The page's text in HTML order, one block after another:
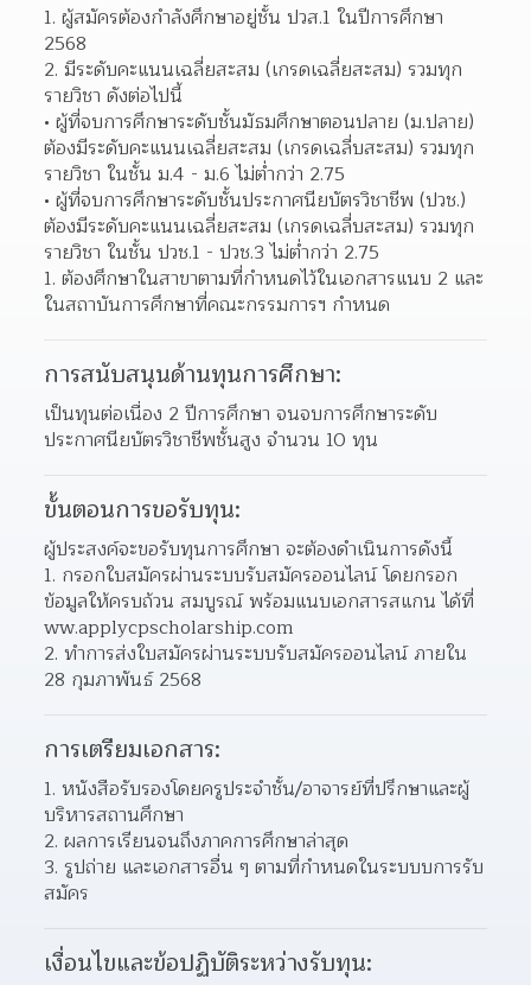
ผู้สมัครต้องกำลังศึกษาอยู่ชั้น ปวส.1 ในปีการศึกษา
2568
มีระดับคะแนนเฉลี่ยสะสม (เกรดเฉลี่ยสะสม) รวมทุก
รายวิชา ดังต่อไปนี้
ผู้ที่จบการศึกษาระดับชั้นมัธมศึกษาตอนปลาย (ม.ปลาย)
ต้องมีระดับคะแนนเฉลี่ยสะสม (เกรดเฉลี่บสะสม) รวมทุก
รายวิชา ในชั้น ม.4 - ม.6 ไม่ต่ำกว่า 2.75
ผู้ที่จบการศึกษาระดับชั้นประกาศนียบัตรวิชาชีพ (ปวช.)
ต้องมีระดับคะแนนเฉลี่ยสะสม (เกรดเฉลี่บสะสม) รวมทุก
รายวิชา ในชั้น ปวช.1 - ปวช.3 ไม่ต่ำกว่า 2.75
ต้องศึกษาในสาขาตามที่กำหนดไว้ในเอกสารแนบ 2 และ
ในสถาบันการศึกษาที่คณะกรรมการฯ กำหนด
การสนับสนุนด้านทุนการศึกษา:
เป็นทุนต่อเนื่อง 2 ปีการศึกษา จนจบการศึกษาระดับ
ประกาศนียบัตรวิชาชีพชั้นสูง จำนวน 10 ทุน
ขั้นตอนการขอรับทุน:
ผู้ประสงค์จะขอรับทุนการศึกษา จะต้องดำเนินการดังนี้
กรอกใบสมัครผ่านระบบรับสมัครออนไลน์ โดยกรอก
ข้อมูลให้ครบถ้วน สมบูรณ์ พร้อมแนบเอกสารสแกน ได้ที่
ww.applycpscholarship.com
ทำการส่งใบสมัครผ่านระบบรับสมัครออนไลน์ ภายใน
28 กุมภาพันธ์ 2568
การเตรียมเอกสาร:
หนังสือรับรองโดยครูประจำชั้น/อาจารย์ที่ปรึกษาและผู้
บริหารสถานศึกษา
ผลการเรียนจนถึงภาคการศึกษาล่าสุด
รูปถ่าย และเอกสารอื่น ๆ ตามที่กำหนดในระบบบการรับ
สมัคร
เงื่อนไขและข้อปฏิบัติระหว่างรับทุน: